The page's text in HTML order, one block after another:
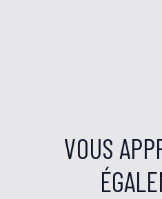
VOUS